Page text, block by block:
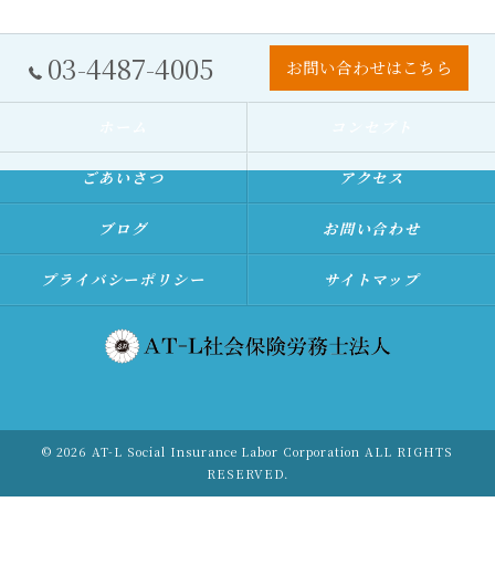
03-4487-4005 お問い合わせはこちら
ごあいさつ アクセス
ブログ お問い合わせ
プライバシーポリシー サイトマップ
© 2026 AT-L Social Insurance Labor Corporation ALL RIGHTS
RESERVED.